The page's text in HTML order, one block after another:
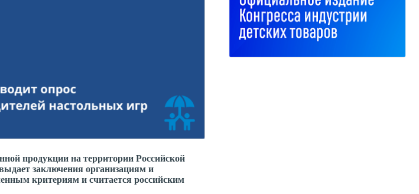
продукции на территории Российской
заключения организациям и
критериям и считается российским